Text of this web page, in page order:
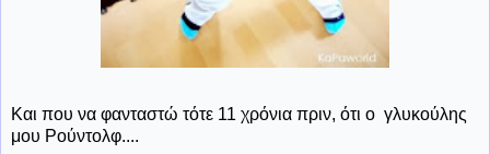
Και που να φανταστώ τότε 11 χρόνια πριν, ότι ο γλυκούλης
μου Ρούντολφ....